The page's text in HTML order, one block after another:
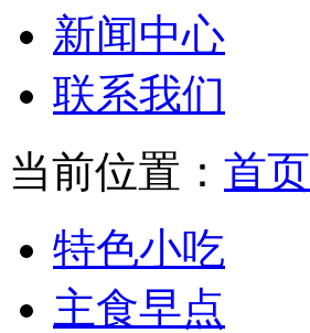
新闻中心
联系我们
当前位置： 首页
特色小吃
主食早点